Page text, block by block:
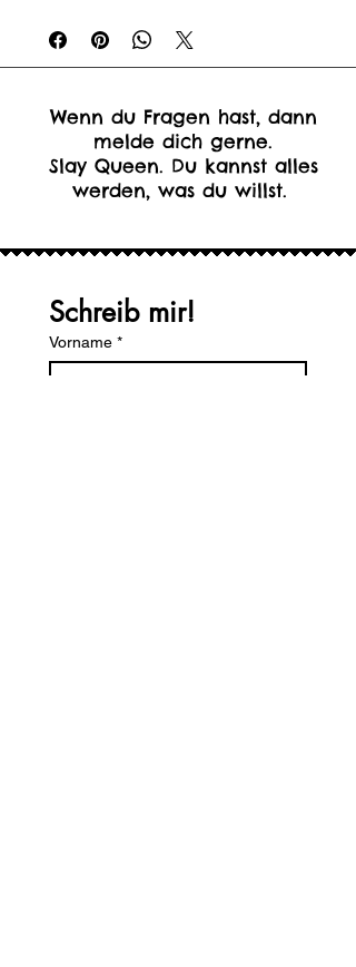
Wenn du Fragen hast, dann
melde dich gerne.
Slay Queen. Du kannst alles
werden, was du willst.
Schreib mir!
Vorname *